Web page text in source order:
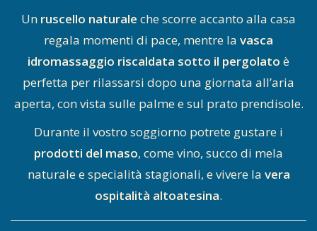
Un ruscello naturale che scorre accanto alla casa
regala momenti di pace, mentre la vasca
idromassaggio riscaldata sotto il pergolato è
perfetta per rilassarsi dopo una giornata all’aria
aperta, con vista sulle palme e sul prato prendisole.
Durante il vostro soggiorno potrete gustare i
prodotti del maso, come vino, succo di mela
naturale e specialità stagionali, e vivere la vera
ospitalità altoatesina.